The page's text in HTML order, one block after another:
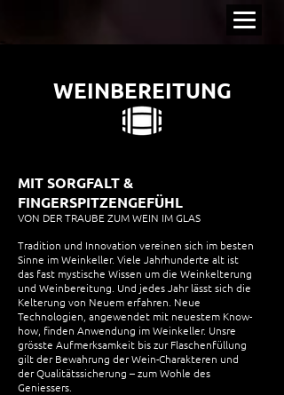
WEINBEREITUNG
MIT SORGFALT &
FINGERSPITZENGEFÜHL
VON DER TRAUBE ZUM WEIN IM GLAS
Tradition und Innovation vereinen sich im besten
Sinne im Weinkeller. Viele Jahrhunderte alt ist
das fast mystische Wissen um die Weinkelterung
und Weinbereitung. Und jedes Jahr lässt sich die
Kelterung von Neuem erfahren. Neue
Technologien, angewendet mit neuestem Know-
how, finden Anwendung im Weinkeller. Unsre
grösste Aufmerksamkeit bis zur Flaschenfüllung
gilt der Bewahrung der Wein-Charakteren und
der Qualitätssicherung – zum Wohle des
Geniessers.